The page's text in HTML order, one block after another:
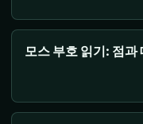
모스 부호 읽기: 점